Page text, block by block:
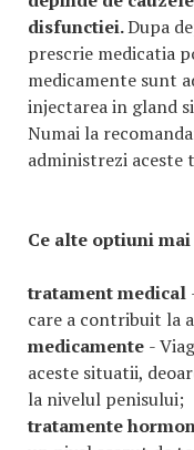
disfunctiei.Dupa
prescrie medicatia
medicamente sunt
injectarea in gland
Numai la
administrezi aceste
Ce alte optiuni mai
tratament medical
care a contribuit la
medicamente -
aceste situatii,
la nivelul penisului;
tratamente